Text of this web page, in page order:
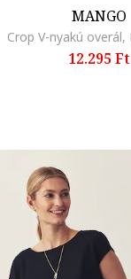
MANGO
12.295 Ft